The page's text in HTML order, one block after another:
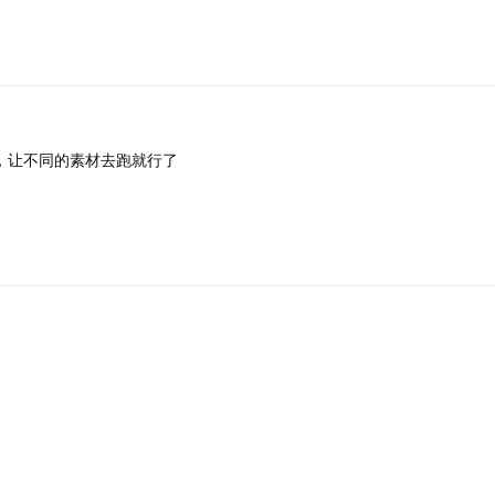
不同的素材去跑就行了